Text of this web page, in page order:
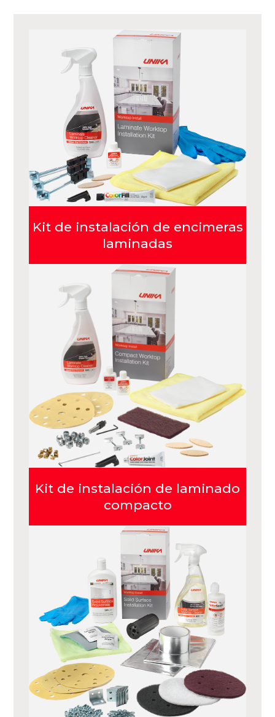
Kit de instalación de encimeras
laminadas
Kit de instalación de laminado
compacto